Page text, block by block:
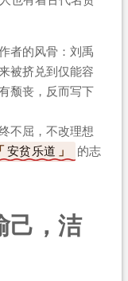
者的风骨：刘禹
被挤兑到仅能容
颓丧，反而写下
不屈，不改理想
安贫乐道
的志
己，洁